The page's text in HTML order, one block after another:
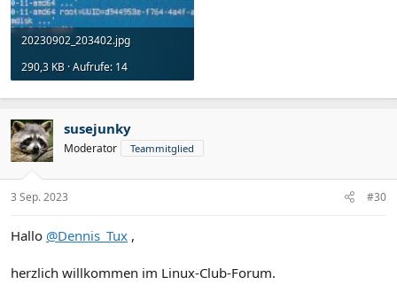
20230902_203402.jpg
290,3 KB · Aufrufe: 14
susejunky
Moderator Teammitglied
3 Sep. 2023 #30
Hallo @Dennis_Tux ,
herzlich willkommen im Linux-Club-Forum.